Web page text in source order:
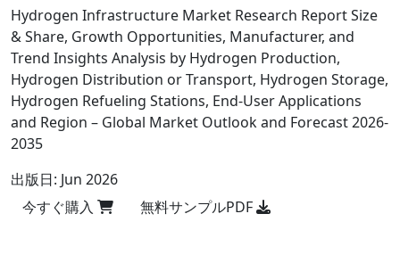
Hydrogen Infrastructure Market Research Report Size
& Share, Growth Opportunities, Manufacturer, and
Trend Insights Analysis by Hydrogen Production,
Hydrogen Distribution or Transport, Hydrogen Storage,
Hydrogen Refueling Stations, End-User Applications
and Region – Global Market Outlook and Forecast 2026-
2035
出版日: Jun 2026
今すぐ購入
無料サンプルPDF